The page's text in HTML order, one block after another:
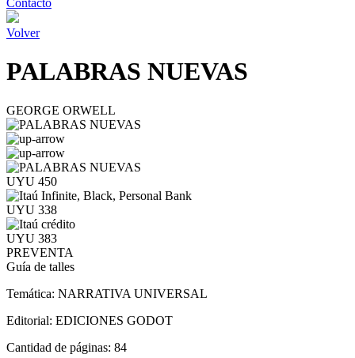
Contacto
Volver
PALABRAS NUEVAS
GEORGE ORWELL
UYU 450
UYU 338
UYU 383
PREVENTA
Guía de talles
Temática: NARRATIVA UNIVERSAL
Editorial: EDICIONES GODOT
Cantidad de páginas: 84